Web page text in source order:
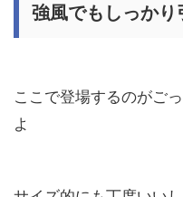
強風でもしっか
ここで登場するのがご
よ